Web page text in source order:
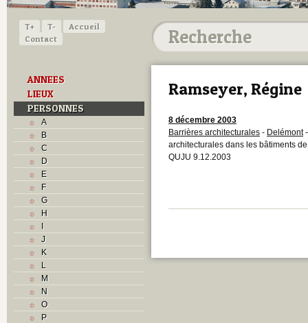
T+ T-
Accueil
Contact
ANNEES
LIEUX
PERSONNES
A
B
C
D
E
F
G
H
I
J
K
L
M
N
O
P
Ramseyer, Régine
8 décembre 2003
Barrières architecturales - Delémont-
architecturales dans les bâtiments
QUJU 9.12.2003